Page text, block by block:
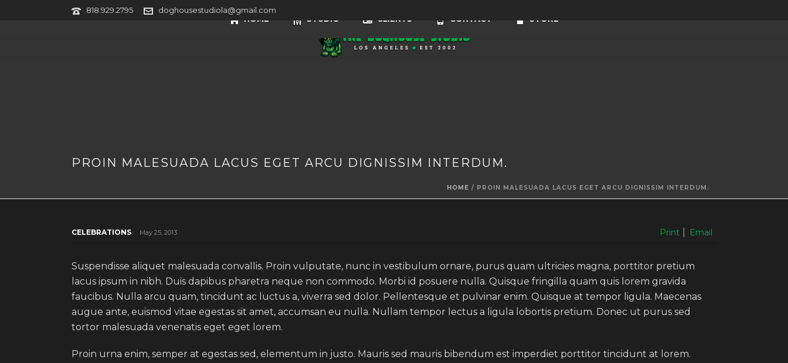
818.929.2795
doghousestudiola@gmail.com
HOME
STUDIO CLIENTS CONTACT STORE
PROIN MALESUADA LACUS EGET ARCU DIGNISSIM INTERDUM.
HOME / PROIN MALESUADA LACUS EGET ARCU DIGNISSIM INTERDUM.
Print Email
CELEBRATIONS May 25, 2013
Suspendisse aliquet malesuada convallis. Proin vulputate, nunc in vestibulum ornare, purus quam ultricies magna, porttitor pretium
lacus ipsum in nibh. Duis dapibus pharetra neque non commodo. Morbi id posuere nulla. Quisque fringilla quam quis lorem gravida
faucibus. Nulla arcu quam, tincidunt ac luctus a, viverra sed dolor. Pellentesque et pulvinar enim. Quisque at tempor ligula. Maecenas
augue ante, euismod vitae egestas sit amet, accumsan eu nulla. Nullam tempor lectus a ligula lobortis pretium. Donec ut purus sed
tortor malesuada venenatis eget eget lorem.
Proin urna enim, semper at egestas sed, elementum in justo. Mauris sed mauris bibendum est imperdiet porttitor tincidunt at lorem.